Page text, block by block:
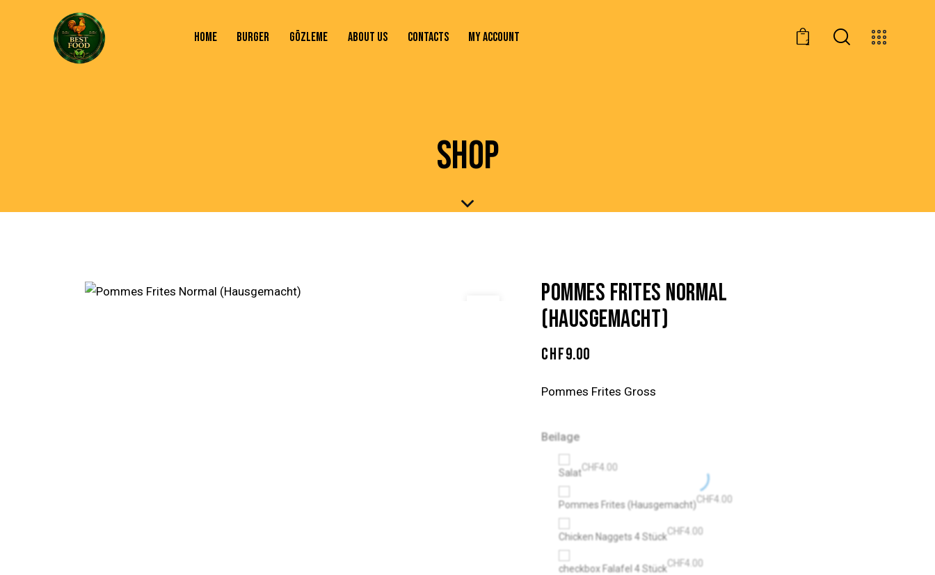
HOME BURGER GÖZLEME ABOUT US CONTACTS MY ACCOUNT 2
SHOP
POMMES FRITES NORMAL
(HAUSGEMACHT)
CHF9.00
Pommes Frites Gross
Beilage
Salat CHF4.00
Pommes Frites (Hausgemacht)CHF4.00
Chicken Naggets 4 StückCHF4.00
checkbox Falafel 4 StückCHF4.00